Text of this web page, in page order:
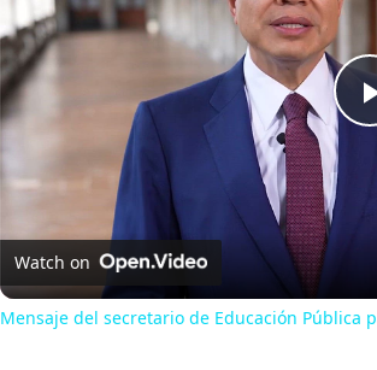
Watch on
Mensaje del secretario de Educación Pública